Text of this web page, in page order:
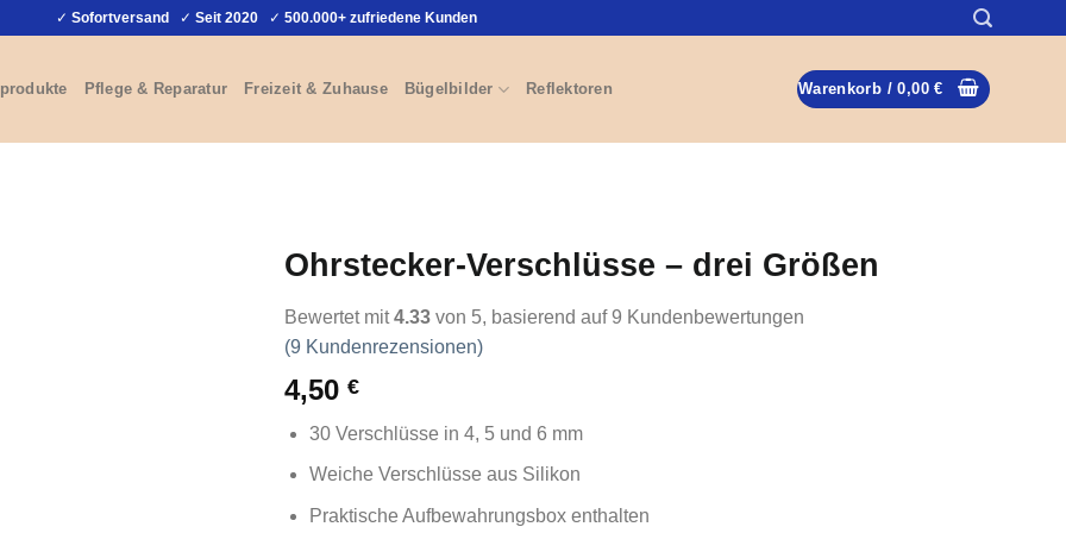
✓ Sofortversand ✓ Seit 2020 ✓ 500.000+ zufriedene Kunden
Pflege & Reparatur Freizeit & Zuhause Bügelbilder Reflektoren Warenkorb /0,00€
Ohrstecker-Verschlüsse – drei Größen
Bewertet mit4.33 von 5, basierend auf9 Kundenbewertungen
(9 Kundenrezensionen)
4,50 €
30 Verschlüsse in 4, 5 und 6 mm
Weiche Verschlüsse aus Silikon
Praktische Aufbewahrungsbox enthalten